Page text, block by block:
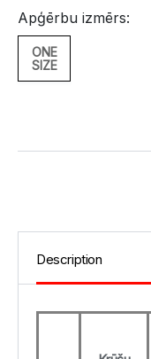
Apģērbu izmērs:
ONE
SIZE